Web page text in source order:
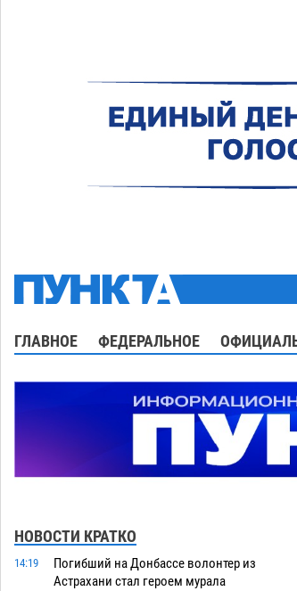
ГЛАВНОЕ ФЕДЕРАЛЬНОЕ
НОВОСТИ КРАТКО
14:19
Погибший на Донбассе волонтер из
Астрахани стал героем мурала